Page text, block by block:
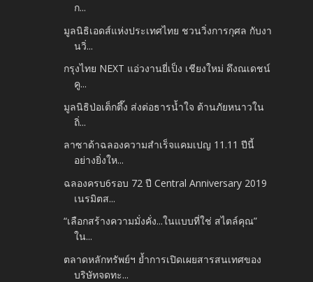
ก...
มูลนิธิเอดส์แห่งประเทศไทย ชวนวิ่งการกุศล กับงา
นวิ่...
กรุงไทย NEXT แอ่วงานยี่เป็ง เชียงใหม่ ดึงณเดชน์
คู...
มูลนิธิป่อเต็กตึ๊ง ส่งต่อธารน้ำใจ ต้านภัยหนาวใน
ถิ่...
ลาซาด้าฉลองความสำเร็จแคมเปญ 11.11 ปีนี้
อย่างยิ่งให...
ฉลองครบ6รอบ 72 ปี Central Anniversary 2019
เนรมิตส...
“เลือกสร้างความมั่งคั่ง...ในแบบที่ใช่ สไตล์คุณ”
ใน...
ตลาดหลักทรัพย์ฯ ย้ำการเปิดเผยสารสนเทศของ
บริษัทจดทะ...